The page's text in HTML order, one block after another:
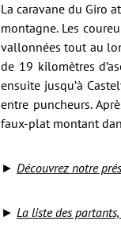
La caravane du Giro
montagne. Les
vallonnées tout au
de 19 kilomètres
ensuite jusqu’à
entre puncheurs.
faux-plat montant
► Découvrez notre
► La liste des